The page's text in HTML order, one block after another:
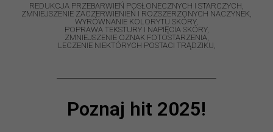
​REDUKCJA PRZEBARWIEŃ POSŁONECZNYCH I STARCZYCH,
​ZMNIEJSZENIE ZACZERWIENIEŃ I ROZSZERZONYCH NACZYNEK,
​WYRÓWNANIE KOLORYTU SKÓRY,
​POPRAWA TEKSTURY I NAPIĘCIA SKÓRY,
​ZMNIEJSZENIE OZNAK FOTOSTARZENIA,
​LECZENIE NIEKTÓRYCH POSTACI TRĄDZIKU,
Poznaj hit 2025!